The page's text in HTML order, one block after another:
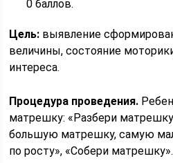
0 баллов.
Цель: выявление
величины, состояние
интереса.
Процедура проведения.
матрешку: «Разбери
большую матрешку, самую
по росту», «Собери матрешку».